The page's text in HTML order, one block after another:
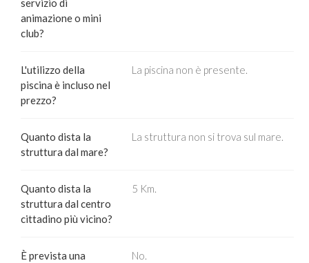
servizio di
animazione o mini
club?
L'utilizzo della
piscina è incluso nel
prezzo?
La piscina non è presente.
Quanto dista la
struttura dal mare?
La struttura non si trova sul mare.
Quanto dista la
struttura dal centro
cittadino più vicino?
5 Km.
È prevista una
No.